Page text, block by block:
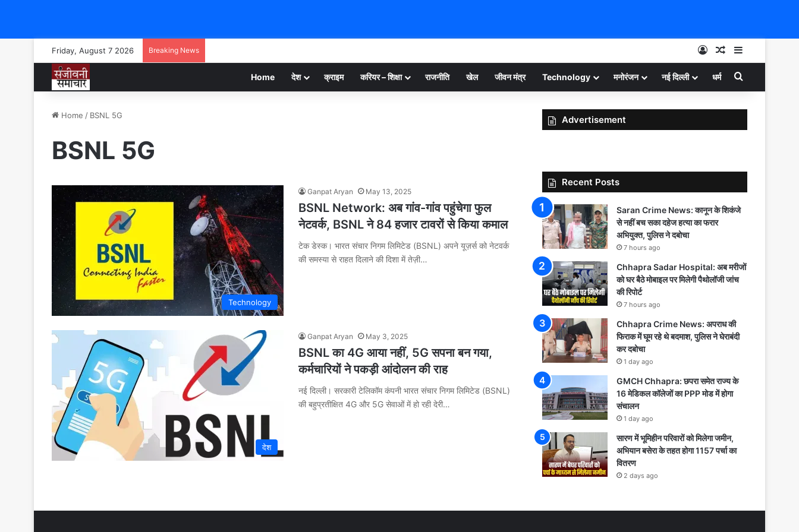
Friday, August 7 2026 Breaking News Log InRandom Article
Sidebar
Home देश क्राइम करियर – शिक्षा राजनीति खेल जीवन मंत्र Technology मनोरंजन नई दिल्ली धर्म Search for
Home / BSNL 5G
BSNL 5G
Technology
Ganpat Aryan May 13, 2025
BSNL Network: अब गांव-गांव पहुंचेगा फुल
नेटवर्क, BSNL ने 84 हजार टावरों से किया कमाल
टेक डेस्क। भारत संचार निगम लिमिटेड (BSNL) अपने यूज़र्स को नेटवर्क
की समस्या से राहत दिलाने की दिशा में तेज़ी…
देश
Ganpat Aryan May 3, 2025
BSNL का 4G आया नहीं, 5G सपना बन गया,
कर्मचारियों ने पकड़ी आंदोलन की राह
नई दिल्ली। सरकारी टेलिकॉम कंपनी भारत संचार निगम लिमिटेड (BSNL)
की बहुप्रतीक्षित 4G और 5G सेवाओं में हो रही देरी…
Advertisement
Recent Posts
Saran Crime News: कानून के शिकंजे
से नहीं बच सका दहेज हत्या का फरार
अभियुक्त, पुलिस ने दबोचा
7 hours ago
Chhapra Sadar Hospital: अब मरीजों
को घर बैठे मोबाइल पर मिलेगी पैथोलॉजी जांच
की रिपोर्ट
7 hours ago
Chhapra Crime News: अपराध की
फिराक में घूम रहे थे बदमाश, पुलिस ने घेराबंदी
कर दबोचा
1 day ago
GMCH Chhapra: छपरा समेत राज्य के
16 मेडिकल कॉलेजों का PPP मोड में होगा
संचालन
1 day ago
सारण में भूमिहीन परिवारों को मिलेगा जमीन,
अभियान बसेरा के तहत होगा 1157 पर्चा का
वितरण
2 days ago